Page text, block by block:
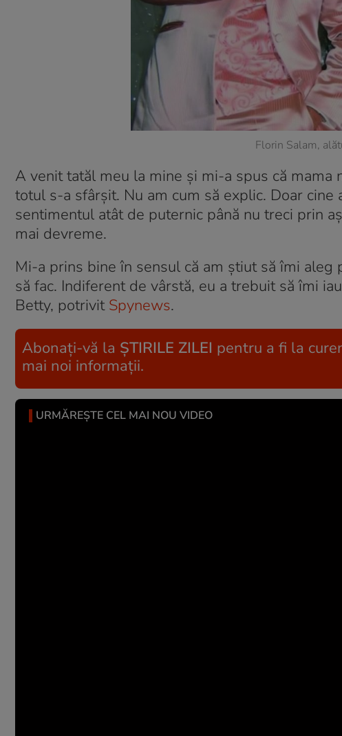
Florin Salam,
A venit tatăl meu la mine și mi-a spus că
totul s-a sfârșit. Nu am cum să explic. Doar
sentimentul atât de puternic până nu treci prin
mai devreme.
Mi-a prins bine în sensul că am știut să îmi
să fac. Indiferent de vârstă, eu a trebuit să îmi
Betty, potrivit Spynews.
Abonați-vă la ȘTIRILE ZILEI pentru a fi la
mai noi informații.
URMĂREȘTE CEL MAI NOU VIDEO